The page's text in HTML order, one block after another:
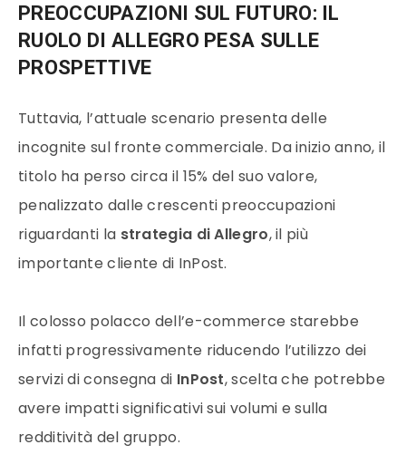
PREOCCUPAZIONI SUL FUTURO: IL
RUOLO DI ALLEGRO PESA SULLE
PROSPETTIVE
Tuttavia, l’attuale scenario presenta delle
incognite sul fronte commerciale. Da inizio anno, il
titolo ha perso circa il 15% del suo valore,
penalizzato dalle crescenti preoccupazioni
riguardanti la strategia di Allegro, il più
importante cliente di InPost.
Il colosso polacco dell’e-commerce starebbe
infatti progressivamente riducendo l’utilizzo dei
servizi di consegna di InPost, scelta che potrebbe
avere impatti significativi sui volumi e sulla
redditività del gruppo.